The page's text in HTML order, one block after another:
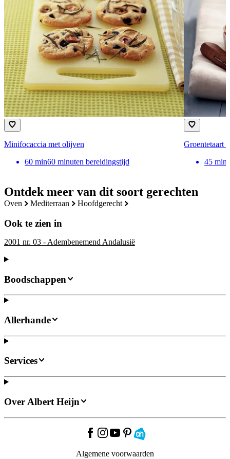
Ontdek meer van dit soort gerechten
oven mediterraan hoofdgerecht
Ook te zien in
2001 nr. 03 - Adembenemend Andalusië
Minifocaccia met olijven
60 min60 minuten bereidingstijd
Groentetaart
45 min
Boodschappen
Allerhande
Services
Over Albert Heijn
Algemene voorwaarden